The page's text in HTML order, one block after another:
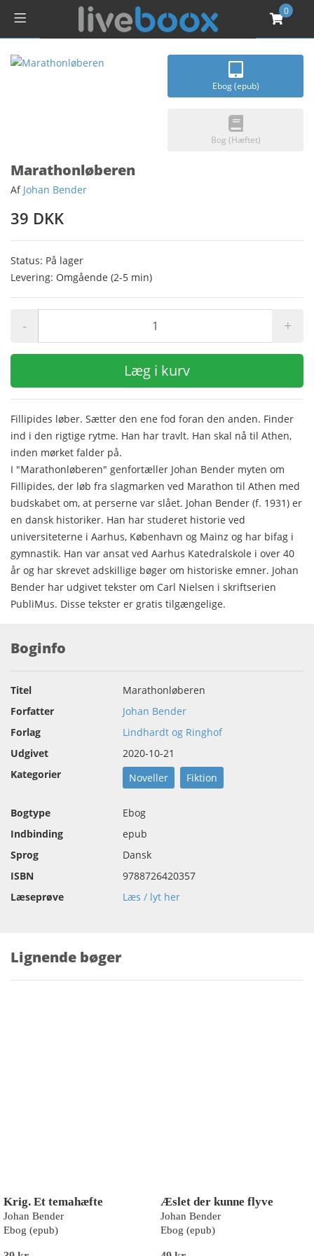
0
Ebog (epub)
Bog (Hæftet)
Marathonløberen
Af Johan Bender
39 DKK
Status: På lager
Levering: Omgående (2-5 min)
- +
Læg i kurv
Fillipides løber. Sætter den ene fod foran den anden. Finder
ind i den rigtige rytme. Han har travlt. Han skal nå til Athen,
inden mørket falder på.
I "Marathonløberen" genfortæller Johan Bender myten om
Fillipides, der løb fra slagmarken ved Marathon til Athen med
budskabet om, at perserne var slået. Johan Bender (f. 1931) er
en dansk historiker. Han har studeret historie ved
universiteterne i Aarhus, København og Mainz og har bifag i
gymnastik. Han var ansat ved Aarhus Katedralskole i over 40
år og har skrevet adskillige bøger om historiske emner. Johan
Bender har udgivet tekster om Carl Nielsen i skriftserien
PubliMus. Disse tekster er gratis tilgængelige.
Boginfo
Titel
Marathonløberen
Forfatter
Johan Bender
Forlag
Lindhardt og Ringhof
Udgivet
2020-10-21
Kategorier
Noveller Fiktion
Bogtype
Ebog
Indbinding
epub
Sprog
Dansk
ISBN
9788726420357
Læseprøve
Læs / lyt her
Lignende bøger
Krig. Et temahæfte
Johan Bender
Ebog (epub)
Æslet der kunne flyve
Johan Bender
Ebog (epub)